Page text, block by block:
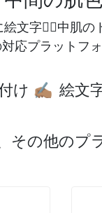
文字の🏽中肌
応プラットフ
け ✍🏽 絵文
その他のプ